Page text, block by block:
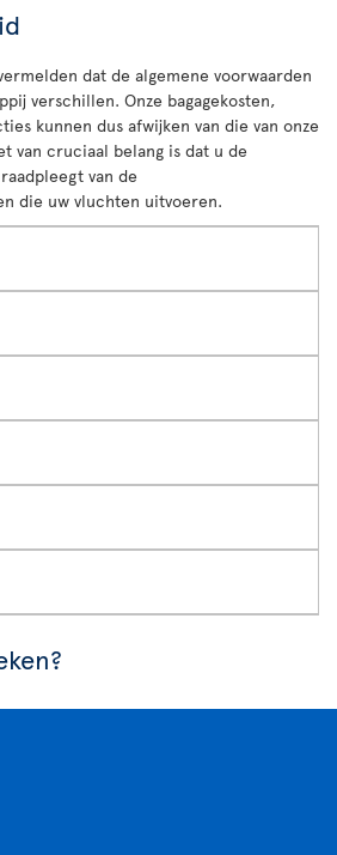
dat de algemene voorwaarden
verschillen. Onze bagagekosten,
kunnen dus afwijken van die van onze
van cruciaal belang is dat u de
van de
die uw vluchten uitvoeren.